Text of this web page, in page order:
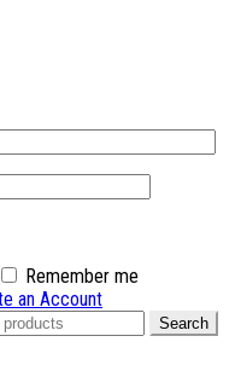
Remember me
an Account
Search